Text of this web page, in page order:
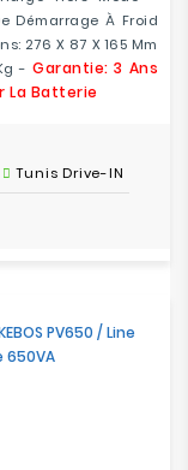
Démarrage À Froid
276 X 87 X 165 Mm
-Garantie: 3 Ans
La Batterie
Tunis Drive-IN
PV650 / Line